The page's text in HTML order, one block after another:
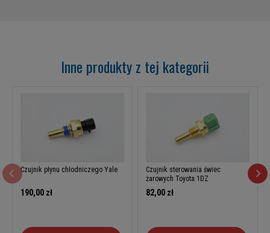
Inne produkty z tej kategorii
Czujnik płynu chłodniczego Yale
190,00 zł
Czujnik sterowania świec
żarowych Toyota 1DZ
82,00 zł